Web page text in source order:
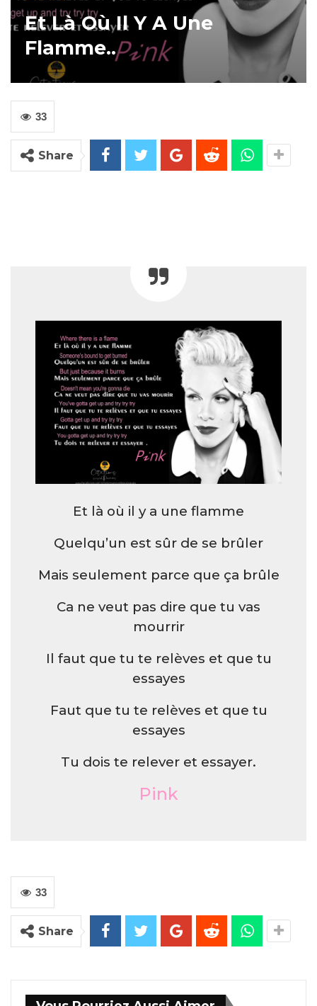
Et Là Où Il Y A Une
Flamme..
33
Share
Et là où il y a une flamme
Quelqu’un est sûr de se brûler
Mais seulement parce que ça brûle
Ca ne veut pas dire que tu vas
mourrir
Il faut que tu te relèves et que tu
essayes
Faut que tu te relèves et que tu
essayes
Tu dois te relever et essayer.
Pink
33
Share